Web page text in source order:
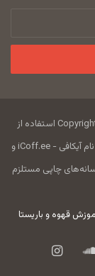
تمام حقوق برای آیکافی محفوظ است Copyright @ 2026 iCoff.ee استفاده از
مطالب در دیگر سایت‌ها و رسانه‌های الکترونیکی تنها با ذکر نام آیکافی - iCoff.ee و
چاپی مستلزم
قهوه و باریستا
ساند